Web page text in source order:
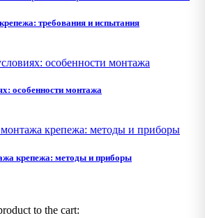
требования и испытания
особенности монтажа
крепежа: методы и приборы
to the cart: